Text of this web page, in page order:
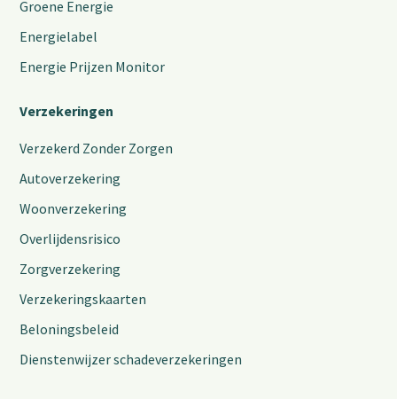
Groene Energie
Energielabel
Energie Prijzen Monitor
Verzekeringen
Verzekerd Zonder Zorgen
Autoverzekering
Woonverzekering
Overlijdensrisico
Zorgverzekering
Verzekeringskaarten
Beloningsbeleid
Dienstenwijzer schadeverzekeringen